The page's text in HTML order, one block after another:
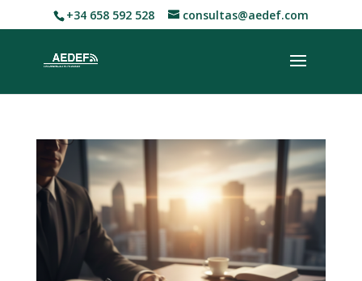
+34 658 592 528 consultas@aedef.com